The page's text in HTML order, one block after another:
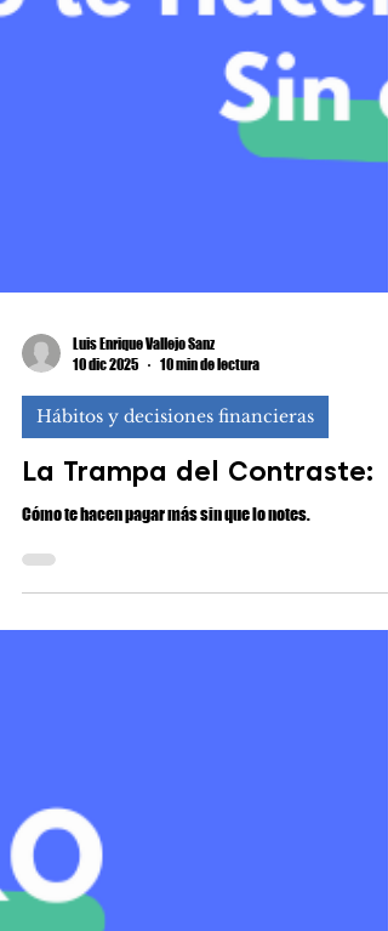
Luis Enrique Vallejo Sanz
10 dic 2025
Hábitos y decisiones financieras